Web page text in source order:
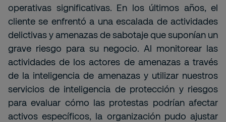
operativas significativas. En los últimos años, el
cliente se enfrentó a una escalada de actividades
delictivas y amenazas de sabotaje que suponían un
grave riesgo para su negocio. Al monitorear las
actividades de los actores de amenazas a través
de la inteligencia de amenazas y utilizar nuestros
servicios de inteligencia de protección y riesgos
para evaluar cómo las protestas podrían afectar
activos específicos, la organización pudo ajustar